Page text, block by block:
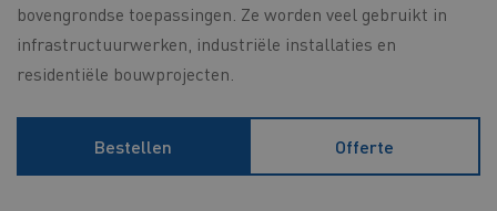
bovengrondse toepassingen. Ze worden veel gebruikt in
infrastructuurwerken, industriële installaties en
residentiële bouwprojecten.
Bestellen Offerte